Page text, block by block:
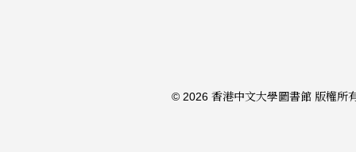
© 2026 香港中文大學圖書館 版權所